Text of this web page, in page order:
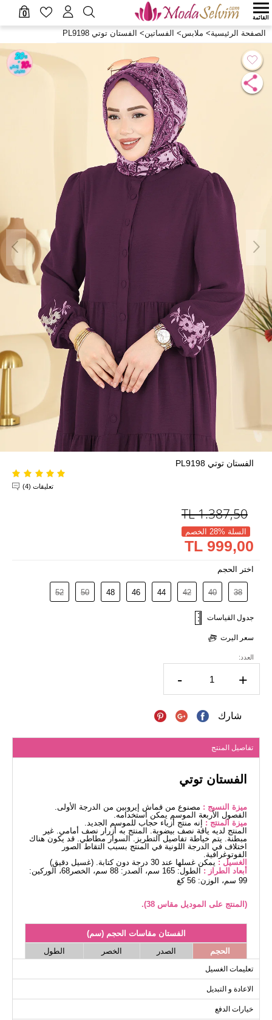
0 القائمة
الصفحة الرئيسية> ملابس> الفساتين> الفستان توتي PL9198
الفستان توتي PL9198
تعليقات (4)
1.387,50
TL
السلة %28 الخصم
999,00 TL
اختر الحجم
38
40
42
44
46
48
50
52
جدول القياسات
سعر اليرت
العدد:
- +
شارك
تفاصيل المنتج
الفستان توتي
ميزة النسيج : مصنوع من قماش إيروبين من الدرجة الأولى.
الفصول الأربعة الموسم يمكن استخدامه.
ميزة المنتج : إنه منتج أزياء حجاب للموسم الجديد.
المنتج لديه ياقة نصف بيضوية. المنتج به أزرار نصف أمامي. غير
مبطنة. يتم خياطة تفاصيل التطريز. السوار مطاطي. قد يكون هناك
اختلاف في الدرجة اللونية في المنتج بسبب التقاط الصور
الفوتوغرافية.
الغسيل : يمكن غسلها عند 30 درجة دون كتابة. (غسيل دقيق)
أبعاد الطراز :
الطول: 165 سم، الصدر: 88 سم، الخصر68، الوركين:
99 سم، الوزن: 56 كغ
(المنتج على الموديل مقاس 38).
الفستان مقاسات الحجم (سم)
الحجم
الصدر الخصر
الطول
38
42
106
102
137
44
تعليمات الغسيل
الاعادة و التبديل
خيارات الدفع